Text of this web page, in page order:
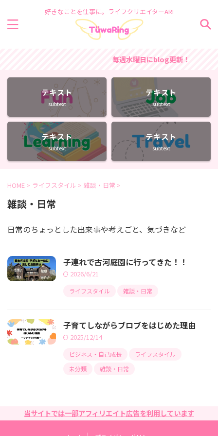
好きなことを仕事に。ライフクリエイターARI
毎週水曜日にblog更新！
テキスト
subtext
テキスト
subtext
テキスト
subtext
テキスト
subtext
HOME > ライフスタイル > 雑談・日常 >
雑談・日常
日常のちょっとした出来事や考えごと、気づきなど
子連れで古河庭園に行ってきた！！
2026/6/21
ライフスタイル 雑談・日常
子育てしながらブロブをはじめた理由
2025/12/14
ビジネス・自己成長
ライフスタイル
未分類
雑談・日常
当サイトでは一部アフィリエイト広告を利用しています